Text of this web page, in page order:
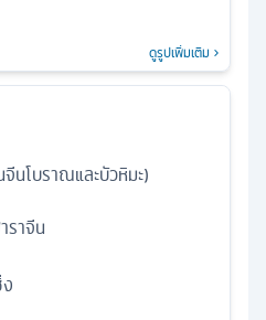
ดูรูปเพิ่มเติม
นโบราณและบัวหิมะ)
าจีน